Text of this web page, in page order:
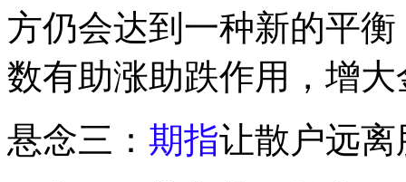
方仍会达到一种新的平
数有助涨助跌作用，增
悬念三： 期指让散户远离